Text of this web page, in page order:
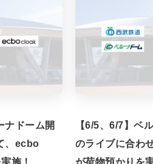
ナドーム開
、ecbo
【6/5、6/7】ベ
のライブに合わ